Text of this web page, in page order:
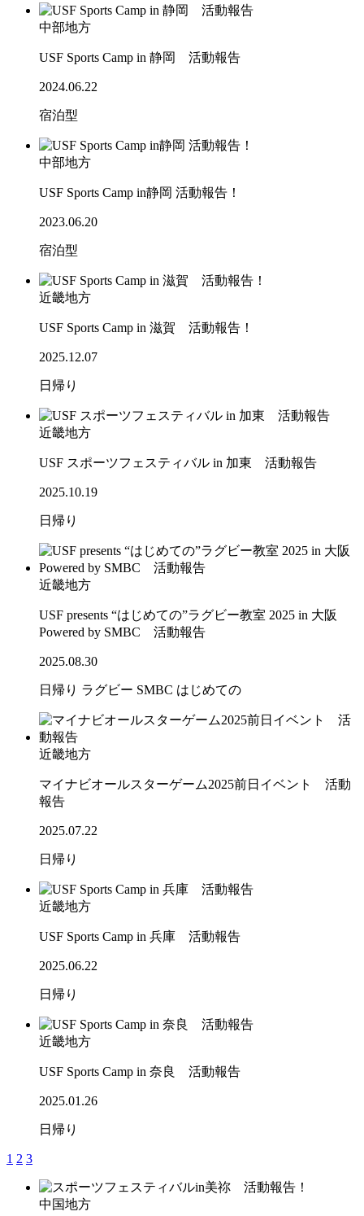
中部地方
USF Sports Camp in 静岡 活動報告
2024.06.22
宿泊型
中部地方
USF Sports Camp in静岡 活動報告！
2023.06.20
宿泊型
近畿地方
USF Sports Camp in 滋賀 活動報告！
2025.12.07
日帰り
近畿地方
USF スポーツフェスティバル in 加東 活動報告
2025.10.19
日帰り
近畿地方
USF presents “はじめての”ラグビー教室 2025 in 大阪
Powered by SMBC 活動報告
2025.08.30
日帰り ラグビー SMBC はじめての
近畿地方
マイナビオールスターゲーム2025前日イベント 活動
報告
2025.07.22
日帰り
近畿地方
USF Sports Camp in 兵庫 活動報告
2025.06.22
日帰り
近畿地方
USF Sports Camp in 奈良 活動報告
2025.01.26
日帰り
1 2 3
中国地方